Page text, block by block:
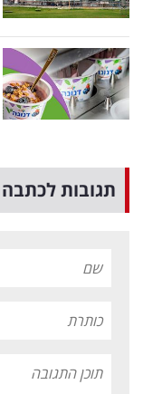
תגובות לכתבה